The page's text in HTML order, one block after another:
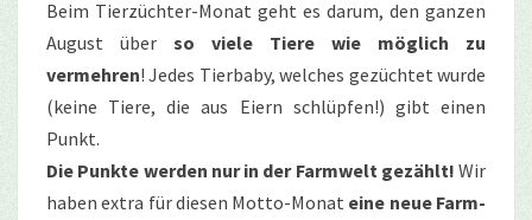
Beim Tierzüchter-Monat geht es darum, den ganzen
August über so viele Tiere wie möglich zu
vermehren! Jedes Tierbaby, welches gezüchtet wurde
(keine Tiere, die aus Eiern schlüpfen!) gibt einen
Punkt.
Die Punkte werden nur in der Farmwelt gezählt! Wir
haben extra für diesen Motto-Monat eine neue Farm-